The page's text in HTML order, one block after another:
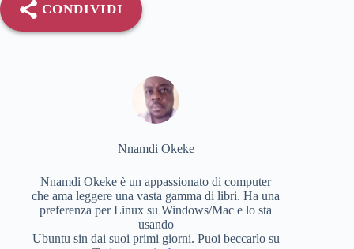
CONDIVIDI
Nnamdi Okeke
Nnamdi Okeke è un appassionato di computer
che ama leggere una vasta gamma di libri. Ha una
preferenza per Linux su Windows/Mac e lo sta
usando
Ubuntu sin dai suoi primi giorni. Puoi beccarlo su